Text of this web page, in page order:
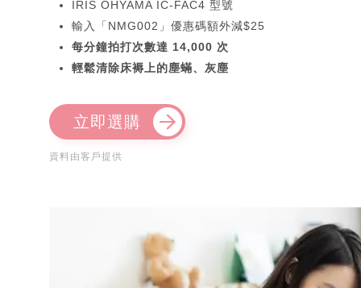
IRIS OHYAMA IC-FAC4 型號
輸入「NMG002」優惠碼額外減$25
每分鐘拍打次數達 14,000 次
輕鬆清除床褥上的塵蟎、灰塵
立即選購
資料由客戶提供